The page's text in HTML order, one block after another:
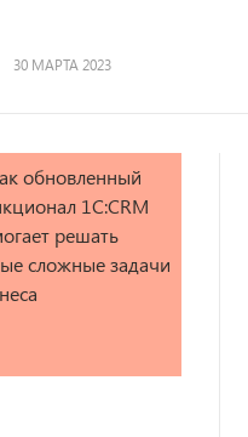
30 МАРТА 2023